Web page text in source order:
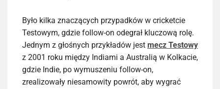
Było kilka znaczących przypadków w cricketcie
Testowym, gdzie follow-on odegrał kluczową rolę.
Jednym z głośnych przykładów jest mecz Testowy
z 2001 roku między Indiami a Australią w Kolkacie,
gdzie Indie, po wymuszeniu follow-on,
zrealizowały niesamowity powrót, aby wygrać